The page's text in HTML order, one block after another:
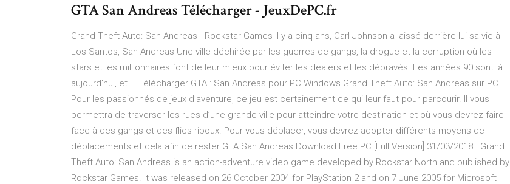
GTA San Andreas Télécharger - JeuxDePC.fr
Grand Theft Auto: San Andreas - Rockstar Games Il y a cinq ans, Carl Johnson a laissé derrière lui sa vie à
Los Santos, San Andreas Une ville déchirée par les guerres de gangs, la drogue et la corruption où les
stars et les millionnaires font de leur mieux pour éviter les dealers et les dépravés. Les années 90 sont là
aujourd'hui, et … Télécharger GTA : San Andreas pour PC Windows Grand Theft Auto: San Andreas sur PC.
Pour les passionnés de jeux d’aventure, ce jeu est certainement ce qui leur faut pour parcourir. Il vous
permettra de traverser les rues d’une grande ville pour atteindre votre destination et où vous devrez faire
face à des gangs et des flics ripoux. Pour vous déplacer, vous devrez adopter différents moyens de
déplacements et cela afin de rester GTA San Andreas Download Free PC [Full Version] 31/03/2018 · Grand
Theft Auto: San Andreas is an action-adventure video game developed by Rockstar North and published by
Rockstar Games. It was released on 26 October 2004 for PlayStation 2 and on 7 June 2005 for Microsoft